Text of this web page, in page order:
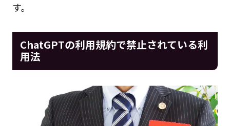
す。
ChatGPTの利用規約で禁止されている利
用法